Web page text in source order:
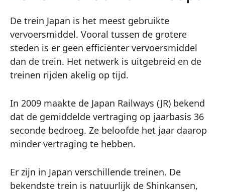
De trein Japan is het meest gebruikte
vervoersmiddel. Vooral tussen de grotere
steden is er geen efficiënter vervoersmiddel
dan de trein. Het netwerk is uitgebreid en de
treinen rijden akelig op tijd.
In 2009 maakte de Japan Railways (JR) bekend
dat de gemiddelde vertraging op jaarbasis 36
seconde bedroeg. Ze beloofde het jaar daarop
minder vertraging te hebben.
Er zijn in Japan verschillende treinen. De
bekendste trein is natuurlijk de Shinkansen,